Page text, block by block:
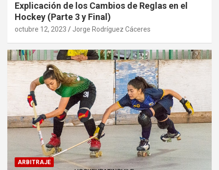
Explicación de los Cambios de Reglas en el
Hockey (Parte 3 y Final)
octubre 12, 2023 Jorge Rodríguez Cáceres
ARBITRAJE